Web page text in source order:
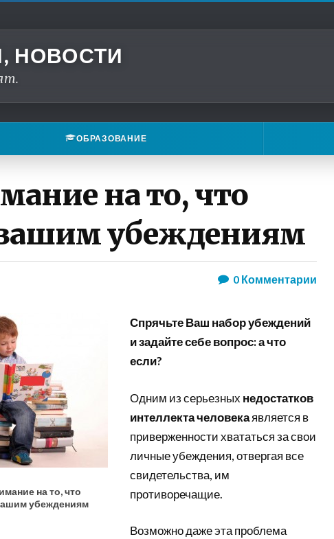
НОВОСТИ
ОБРАЗОВАНИЕ
на то, что
убеждениям
0Комментарии
на то, что
убеждениям
Спрячьте Ваш набор убеждений
и задайте себе вопрос: а что
если?
Одним из серьезных недостатков
интеллекта человекаявляется в
приверженности хвататься за свои
личные убеждения, отвергая все
свидетельства, им
противоречащие.
Возможно даже эта проблема